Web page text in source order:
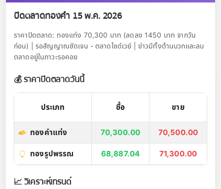
ปิดตลาดทองคำ 15 พ.ค. 2026
ราคาปิดตลาด: ทองแท่ง 70,300 บาท (ลดลง 1450 บาท จากวัน
ก่อน) | รอสัญญาณชัดเจน - ตลาดไซด์เวย์ | ข่าวมีทั้งด้านบวกและลบ
ตลาดอยู่ในภาวะรอคอย
💰 ราคาปิดตลาดวันนี้
ประเภท ซื้อ ขาย
ทองคำแท่ง 70,300.00 70,500.00
ทองรูปพรรณ 68,887.04 71,300.00
📈 วิเคราะห์เทรนด์